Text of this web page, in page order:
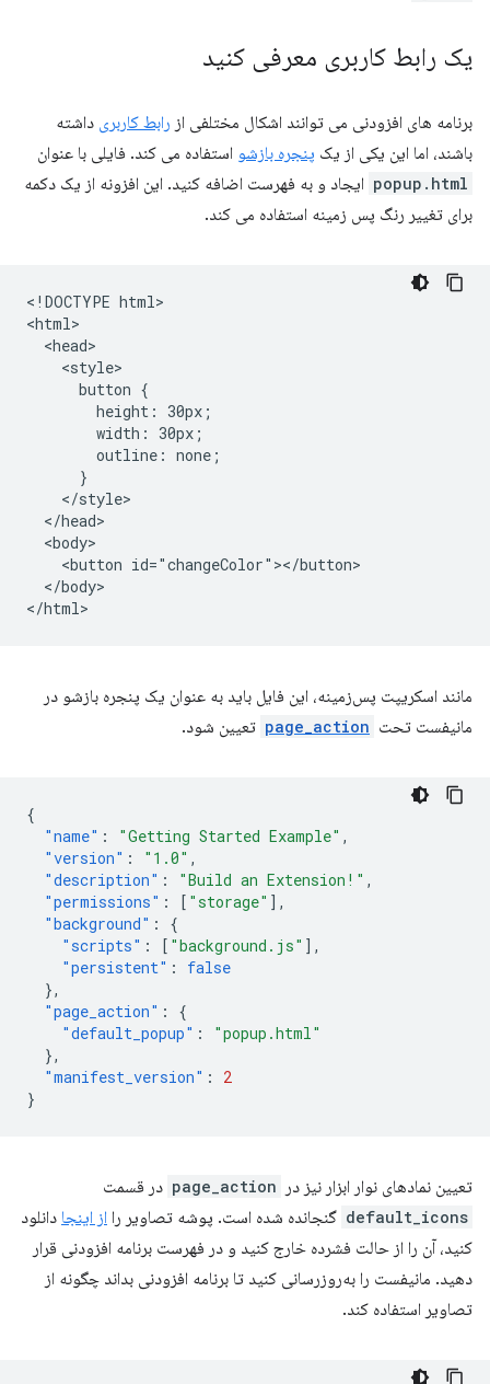
یک رابط کاربری معرفی کنید
برنامه های افزودنی می توانند اشکال مختلفی از رابط کاربری داشته
باشند، اما این یکی از یک پنجره بازشو استفاده می کند. فایلی با عنوان
popup.html ایجاد و به فهرست اضافه کنید. این افزونه از یک دکمه
برای تغییر رنگ پس زمینه استفاده می کند.
<!DOCTYPE html>
<html>
  <head>
    <style>
      button {
        height: 30px;
        width: 30px;
        outline: none;
      }
    </style>
  </head>
  <body>
    <button id="changeColor"></button>
  </body>
مانند اسکریپت پس‌زمینه، این فایل باید به عنوان یک پنجره بازشو در
مانیفست تحت page_action تعیین شود.
{
"name" : "Getting Started Example" ,
"version" : "1.0" ,
"description" : "Build an Extension!" ,
"permissions" : [ "storage" ],
"background" :
{
"scripts" : [ "background.js" ],
"persistent" :
false
},
"page_action" :
{
"default_popup" :
"popup.html"
},
"manifest_version" :
2
}
تعیین نمادهای نوار ابزار نیز در page_action در قسمت
default_icons گنجانده شده است. پوشه تصاویر را از اینجا دانلود
کنید، آن را از حالت فشرده خارج کنید و در فهرست برنامه افزودنی قرار
دهید. مانیفست را به‌روزرسانی کنید تا برنامه افزودنی بداند چگونه از
تصاویر استفاده کند.